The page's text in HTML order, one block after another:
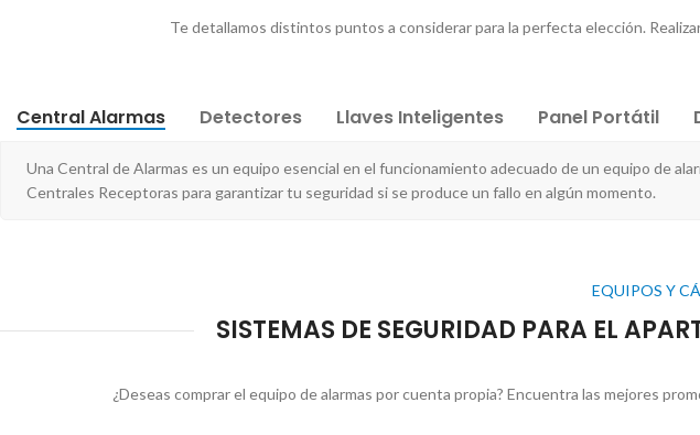
Te detallamos distintos puntos a considerar para la perfecta elección.
Central Alarmas Detectores Llaves Inteligentes Panel Portátil
Una Central de Alarmas es un equipo esencial en el funcionamiento adecuado de un equipo de
Centrales Receptoras para garantizar tu seguridad si se produce un fallo en algún momento.
EQUIPOS Y
SISTEMAS DE SEGURIDAD PARA EL
¿Deseas comprar el equipo de alarmas por cuenta propia? Encuentra las mejores